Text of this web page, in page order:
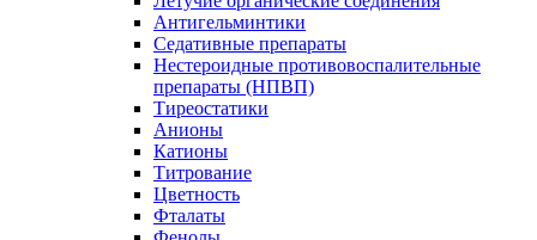
Антигельминтики
Седативные препараты
Нестероидные противовоспалительные
препараты (НПВП)
Тиреостатики
Анионы
Катионы
Титрование
Цветность
Фталаты